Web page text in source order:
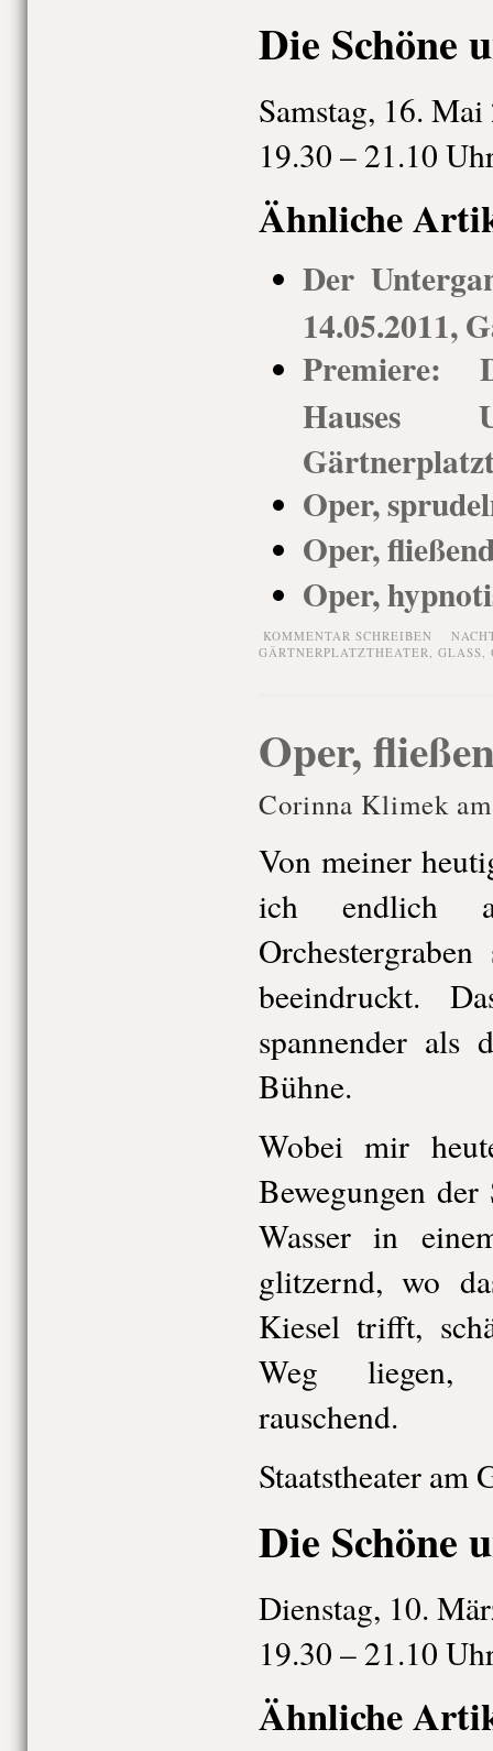
Die Schöne
Samstag, 16.
19.30 – 21.10
Ähnliche
Der
14.05.2011,
Premiere:
Hauses
Oper,
Oper,
Oper,
KOMMENTAR SCHREIBEN
GÄRTNERPLATZTHEATER, GLASS,
Oper,
Corinna Klimek
Von meiner
ich endlich
beeindruckt.
spannender als
Bühne.
Wobei mir
Bewegungen
Wasser in
glitzernd, wo
Kiesel trifft,
Weg liegen,
rauschend.
Staatstheater am
Die Schöne
Dienstag, 10.
19.30 – 21.10
Ähnliche